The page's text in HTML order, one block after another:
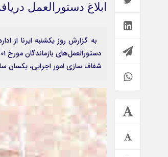
ابلاغ دستورالعمل
به گزارش روز یکشنبه ایرنا از
شفاف سازی امور اجرایی، یکسان